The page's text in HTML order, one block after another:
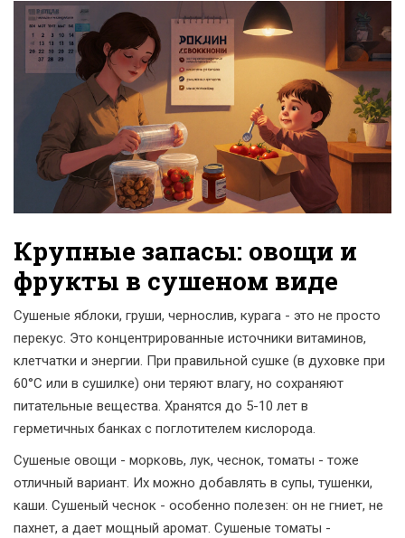
Крупные запасы: овощи и
фрукты в сушеном виде
Сушеные яблоки, груши, чернослив, курага - это не просто
перекус. Это концентрированные источники витаминов,
клетчатки и энергии. При правильной сушке (в духовке при
60°C или в сушилке) они теряют влагу, но сохраняют
питательные вещества. Хранятся до 5-10 лет в
герметичных банках с поглотителем кислорода.
Сушеные овощи - морковь, лук, чеснок, томаты - тоже
отличный вариант. Их можно добавлять в супы, тушенки,
каши. Сушеный чеснок - особенно полезен: он не гниет, не
пахнет, а дает мощный аромат. Сушеные томаты -